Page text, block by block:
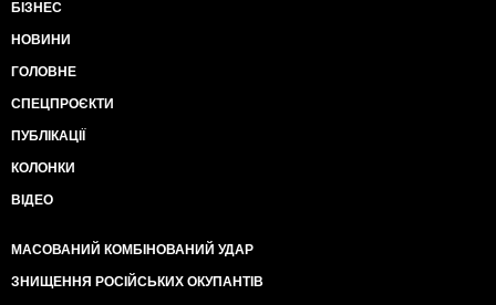
спрацьовувало. На сусідній вулиці в процесію
влився старий пудель Артемон,
скликавши на охоту всіх навколишніх
апогею і грозило вилитись в сюжет
для НТВ, але тут Мітя добіг до супермаркету і
Приблизно за годину, коли Мітя парив в тазіку
гонитвою ноги задзвонив телефон.
- Ти пасивний гомосексуаліст, Мітя - заплакав в
БІЗНЕС
НОВИНИ
ГОЛОВНЕ
СПЕЦПРОЄКТИ
ПУБЛІКАЦІЇ
КОЛОНКИ
ВІДЕО
МАСОВАНИЙ КОМБІНОВАНИЙ УДАР
ЗНИЩЕННЯ РОСІЙСЬКИХ ОКУПАНТІВ